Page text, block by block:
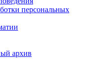
персональных
архив